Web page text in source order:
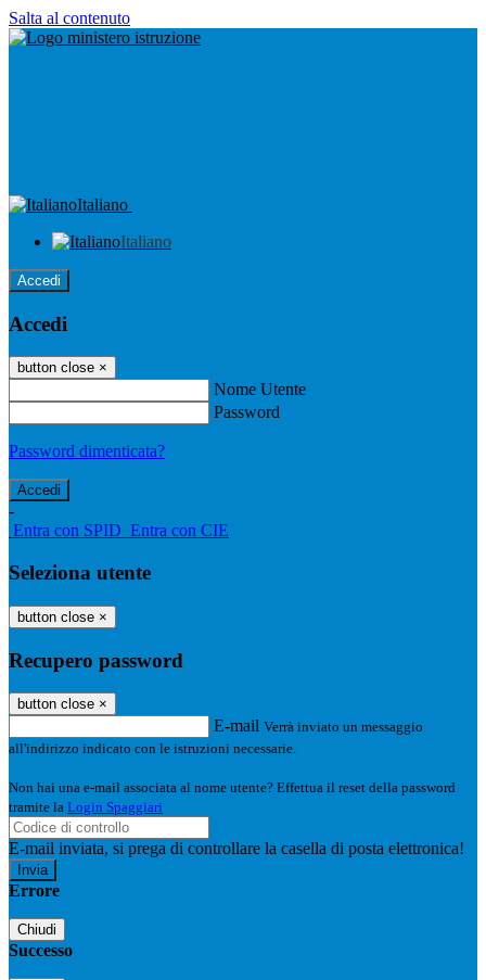
Salta al contenuto
Italiano
Italiano
Accedi
Accedi
button close ×
Nome Utente
Password
Password dimenticata?
-
Entra con SPID Entra con CIE
Seleziona utente
button close ×
Recupero password
button close ×
E-mail Verrà inviato un messaggio
all'indirizzo indicato con le istruzioni necessarie.
Non hai una e-mail associata al nome utente? Effettua il reset della password
tramite la Login Spaggiari
E-mail inviata, si prega di controllare la casella di posta elettronica!
Errore
Chiudi
Successo